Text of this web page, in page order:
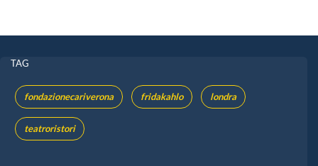
TAG
fondazionecariverona fridakahlo londra
teatroristori